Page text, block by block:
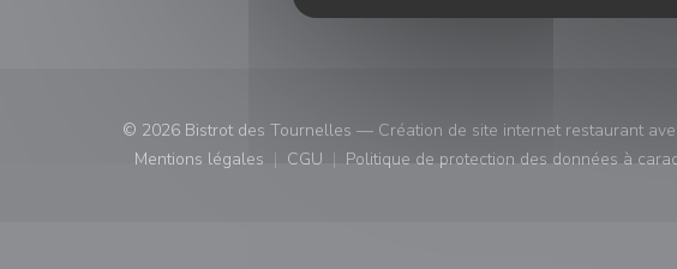
© 2026 Bistrot des Tournelles — Création de site internet restaurant
Mentions légales
((ouvre une nouvelle fenêtre))
CGU
((ouvre une nouvelle fenêtre))
Politique de protection des données à
((ouvre une